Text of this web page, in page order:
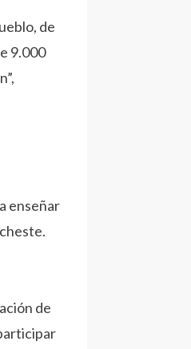
de
9.000
enseñar
de